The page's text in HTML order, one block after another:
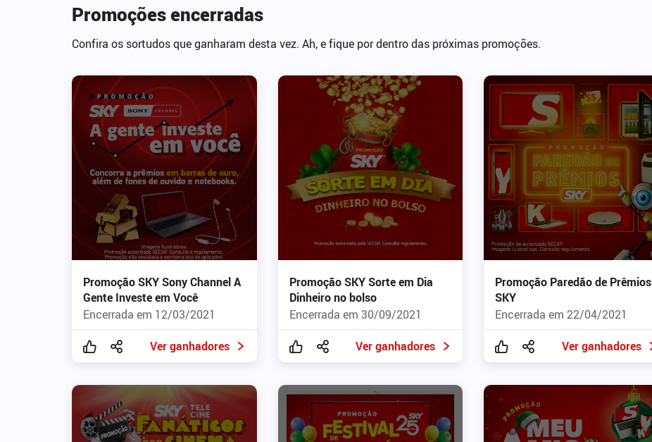
Promoções encerradas
Confira os sortudos que ganharam desta vez. Ah, e fique por dentro das próximas promoções.
Promoção SKY Sony Channel A
Gente Investe em Você
Encerrada em 12/03/2021
Ver ganhadores
Promoção SKY Sorte em Dia
Dinheiro no bolso
Encerrada em 30/09/2021
Ver ganhadores
Promoção Paredão de Prêmios
SKY
Encerrada em 22/04/2021
Ver ganhadores